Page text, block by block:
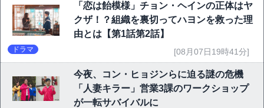
「恋は飴模様」チョン・ヘインの正体はヤ
クザ！？組織を裏切ってハヨンを救った理
由とは【第1話第2話】
ドラマ [08月07日19時41分]
今夜、コン・ヒョジンらに迫る謎の危機
「人妻キラー」営業3課のワークショップ
が一転サバイバルに